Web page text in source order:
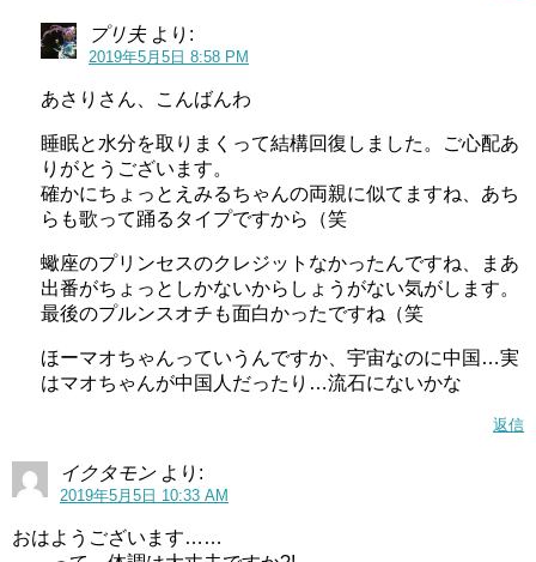
プリ夫 より:
2019年5月5日 8:58 PM
あさりさん、こんばんわ
睡眠と水分を取りまくって結構回復しました。ご心配あ
りがとうございます。
確かにちょっとえみるちゃんの両親に似てますね、あち
らも歌って踊るタイプですから（笑
蠍座のプリンセスのクレジットなかったんですね、まあ
出番がちょっとしかないからしょうがない気がします。
最後のプルンスオチも面白かったですね（笑
ほーマオちゃんっていうんですか、宇宙なのに中国…実
はマオちゃんが中国人だったり…流石にないかな
返信
イクタモン より:
2019年5月5日 10:33 AM
おはようございます……